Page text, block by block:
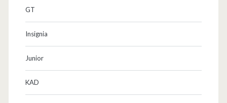
GT
Insignia
Junior
KAD